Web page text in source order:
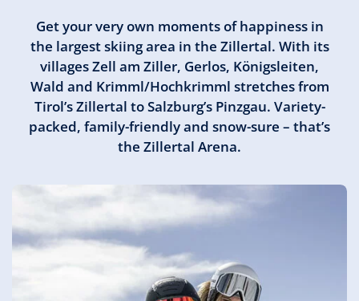
Get your very own moments of happiness in
the largest skiing area in the Zillertal. With its
villages Zell am Ziller, Gerlos, Königsleiten,
Wald and Krimml/Hochkrimml stretches from
Tirol’s Zillertal to Salzburg’s Pinzgau. Variety-
packed, family-friendly and snow-sure – that’s
the Zillertal Arena.